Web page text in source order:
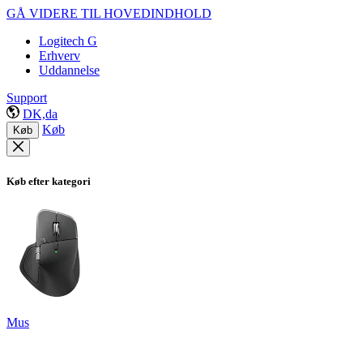
GÅ VIDERE TIL HOVEDINDHOLD
Logitech G
Erhverv
Uddannelse
Support
DK,da
Køb Køb
Køb efter kategori
Mus